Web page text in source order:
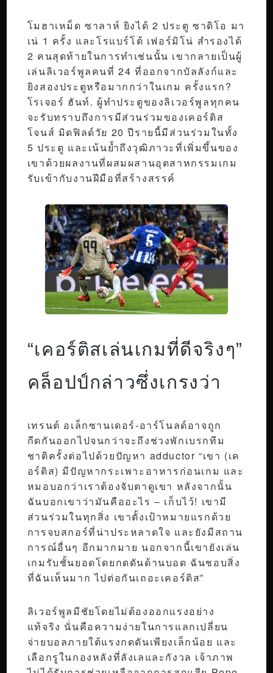
โมฮาเหม็ด ซาลาห์ ยิงได้ 2 ประตู ซาดิโอ มา
เน่ 1 ครั้ง และโรแบร์โต้ เฟอร์มิโน่ สำรองได้
2 คนสุดท้ายในการทำเช่นนั้น เขากลายเป็นผู้
เล่นลิเวอร์พูลคนที่ 24 ที่ออกจากบัลลังก์และ
ยิงสองประตูหรือมากกว่าในเกม ครั้งแรก?
โรเจอร์ ฮันท์. ผู้ทำประตูของลิเวอร์พูลทุกคน
จะรับทราบถึงการมีส่วนร่วมของเคอร์ติส
โจนส์ มิดฟิลด์วัย 20 ปีรายนี้มีส่วนร่วมในทั้ง
5 ประตู และเน้นย้ำถึงวุฒิภาวะที่เพิ่มขึ้นของ
เขาด้วยผลงานที่ผสมผสานอุตสาหกรรมเกม
รับเข้ากับงานฝีมือที่สร้างสรรค์
“เคอร์ติสเล่นเกมที่ดีจริงๆ”
คล็อปป์กล่าวซึ่งเกรงว่า
เทรนต์ อเล็กซานเดอร์-อาร์โนลด์อาจถูก
กีดกันออกไปจนกว่าจะถึงช่วงพักเบรกทีม
ชาติครั้งต่อไปด้วยปัญหา adductor “เขา (เค
อร์ติส) มีปัญหากระเพาะอาหารก่อนเกม และ
หมอบอกว่าเราต้องจับตาดูเขา หลังจากนั้น
ฉันบอกเขาว่ามันคืออะไร – เก็บไว้! เขามี
ส่วนร่วมในทุกสิ่ง เขาตั้งเป้าหมายแรกด้วย
การจบสกอร์ที่น่าประหลาดใจ และยังมีสถาน
การณ์อื่นๆ อีกมากมาย นอกจากนี้เขายังเล่น
เกมรับชั้นยอดโดยกดดันด้านบอด ฉันชอบสิ่ง
ที่ฉันเห็นมาก ไปต่อกันเถอะเคอร์ติส”
ลิเวอร์พูลมีชัยโดยไม่ต้องออกแรงอย่าง
แท้จริง นั่นคือความง่ายในการแลกเปลี่ยน
จ่ายบอลภายใต้แรงกดดันเพียงเล็กน้อย และ
เลือกรูในกองหลังที่ลังเลและกังวล เจ้าภาพ